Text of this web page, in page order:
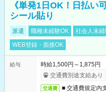
《単発1日OK！日払い
シール貼り
派遣 職種未経験OK 社会人未
WEB登録・面接OK
給与
時給1,500円～1,875円
交通費別途支給あり
交通費 ■ 交通費規定内